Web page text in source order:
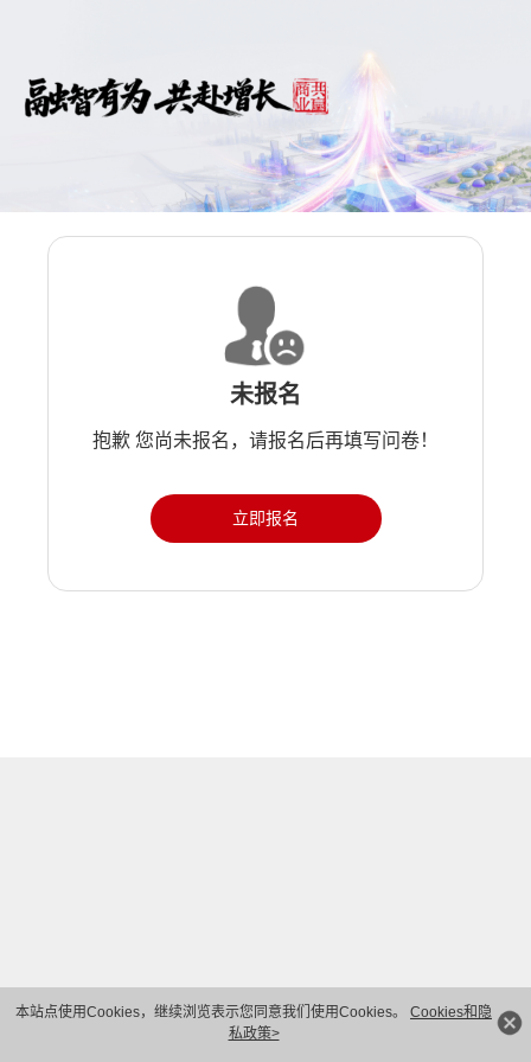
本站点使用Cookies，继续浏览表示您同意我们使用Cookies。 Cookies和隐
私政策>
未报名
抱歉 您尚未报名，请报名后再填写问卷！
立即报名